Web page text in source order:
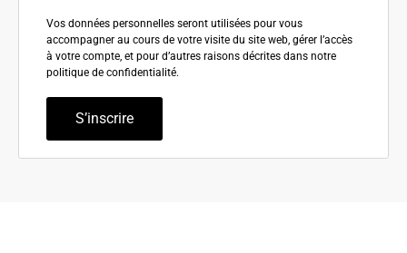
Vos données personnelles seront utilisées pour vous
accompagner au cours de votre visite du site web, gérer l’accès
à votre compte, et pour d’autres raisons décrites dans notre
politique de confidentialité.
S’inscrire